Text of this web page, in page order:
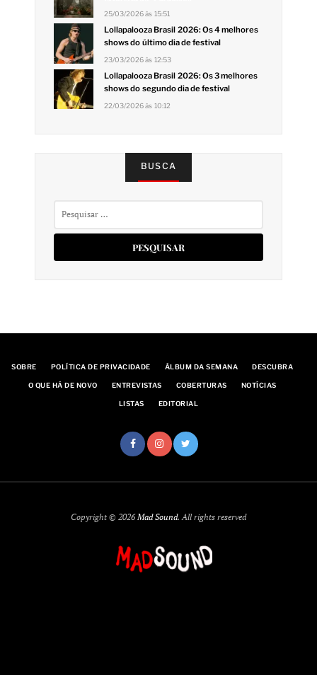
25/03/2026 às 15:51
Lollapalooza Brasil 2026: Os 4 melhores
shows do último dia de festival
23/03/2026 às 12:53
Lollapalooza Brasil 2026: Os 3 melhores
shows do segundo dia de festival
22/03/2026 às 10:12
BUSCA
SOBRE POLÍTICA DE PRIVACIDADE ÁLBUM DA SEMANA DESCUBRA
O QUE HÁ DE NOVO ENTREVISTAS COBERTURAS NOTÍCIAS
LISTAS EDITORIAL
Copyright © 2026Mad Sound. All rights reserved